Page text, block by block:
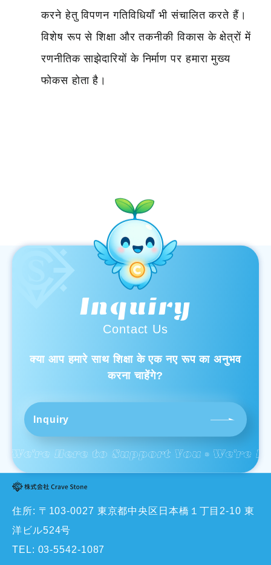
करने हेतु विपणन गतिविधियाँ भी संचालित करते हैं।
विशेष रूप से शिक्षा और तकनीकी विकास के क्षेत्रों में
रणनीतिक साझेदारियों के निर्माण पर हमारा मुख्य
फोकस होता है।
Inquiry
Contact Us
क्या आप हमारे साथ शिक्षा के एक नए रूप का अनुभव
करना चाहेंगे?
Inquiry
住所: 〒103-0027 東京都中央区日本橋１丁目2-10 東
洋ビル524号
TEL: 03-5542-1087